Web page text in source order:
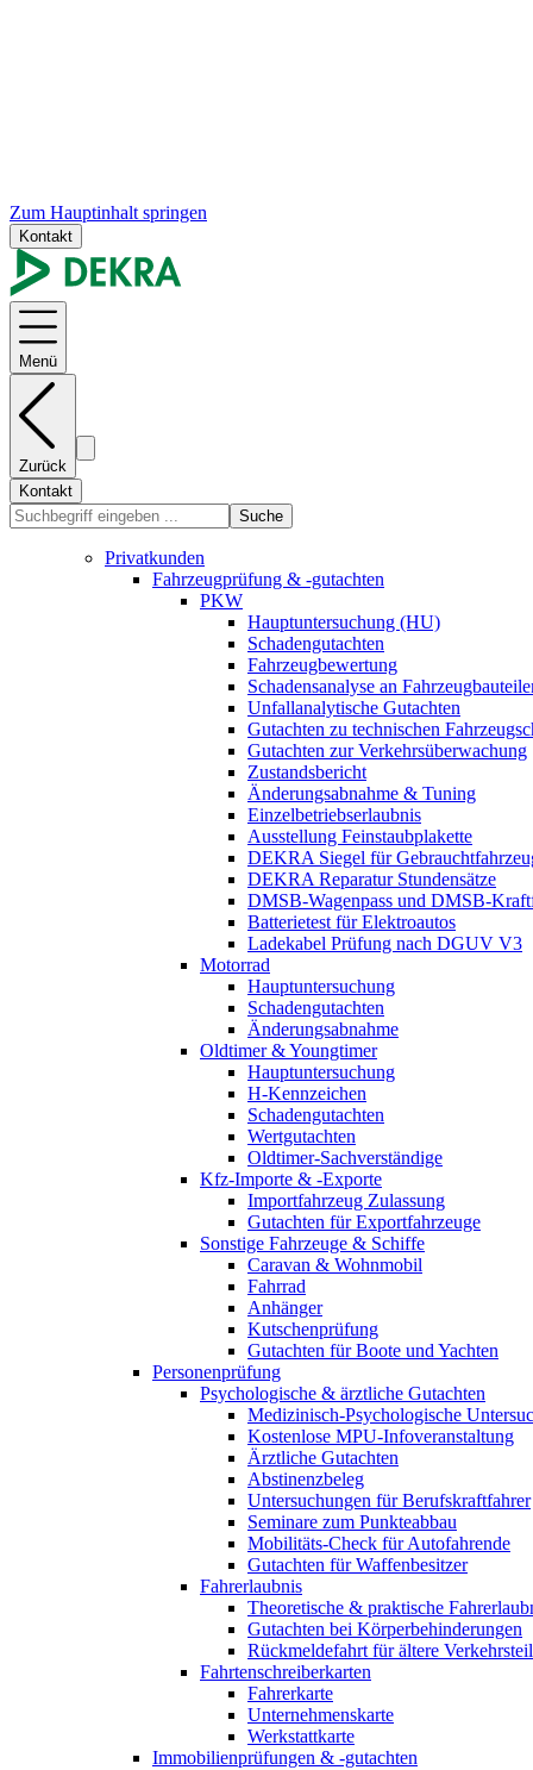
Zum Hauptinhalt springen
Kontakt
Menü
Zurück
Kontakt
Suche
Privatkunden
Fahrzeugprüfung & -gutachten
PKW
Hauptuntersuchung (HU)
Schadengutachten
Fahrzeugbewertung
Schadensanalyse an
Unfallanalytische Gutachten
Gutachten zu technischen
Gutachten zur Verkehrsüberwachung
Zustandsbericht
Änderungsabnahme & Tuning
Einzelbetriebserlaubnis
Ausstellung Feinstaubplakette
DEKRA Siegel für
DEKRA Reparatur Stundensätze
DMSB-Wagenpass und DMSB-
Batterietest für Elektroautos
Ladekabel Prüfung nach DGUV V3
Motorrad
Hauptuntersuchung
Schadengutachten
Änderungsabnahme
Oldtimer & Youngtimer
Hauptuntersuchung
H-Kennzeichen
Schadengutachten
Wertgutachten
Oldtimer-Sachverständige
Kfz-Importe & -Exporte
Importfahrzeug Zulassung
Gutachten für Exportfahrzeuge
Sonstige Fahrzeuge & Schiffe
Caravan & Wohnmobil
Fahrrad
Anhänger
Kutschenprüfung
Gutachten für Boote und Yachten
Personenprüfung
Psychologische & ärztliche Gutachten
Medizinisch-Psychologische
Kostenlose MPU-Infoveranstaltung
Ärztliche Gutachten
Abstinenzbeleg
Untersuchungen für Berufskraftfahrer
Seminare zum Punkteabbau
Mobilitäts-Check für Autofahrende
Gutachten für Waffenbesitzer
Fahrerlaubnis
Theoretische & praktische
Gutachten bei Körperbehinderungen
Rückmeldefahrt für ältere
Fahrtenschreiberkarten
Fahrerkarte
Unternehmenskarte
Werkstattkarte
Immobilienprüfungen & -gutachten